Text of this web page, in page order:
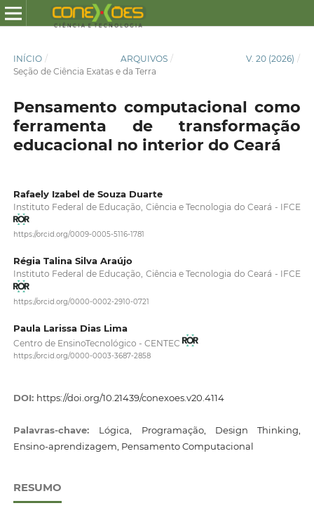
INÍCIO / ARQUIVOS / V. 20 (2026) /
Seção de Ciência Exatas e da Terra
Pensamento computacional como
ferramenta de transformação
educacional no interior do Ceará
Rafaely Izabel de Souza Duarte
Instituto Federal de Educação, Ciência e Tecnologia do Ceará - IFCE
https://orcid.org/0009-0005-5116-1781
Régia Talina Silva Araújo
Instituto Federal de Educação, Ciência e Tecnologia do Ceará - IFCE
https://orcid.org/0000-0002-2910-0721
Paula Larissa Dias Lima
Centro de EnsinoTecnológico - CENTEC
https://orcid.org/0000-0003-3687-2858
DOI: https://doi.org/10.21439/conexoes.v20.4114
Palavras-chave: Lógica, Programação, Design Thinking,
Ensino-aprendizagem, Pensamento Computacional
RESUMO